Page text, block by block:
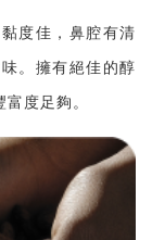
度佳，鼻腔有清
。擁有絕佳的醇
度足夠。